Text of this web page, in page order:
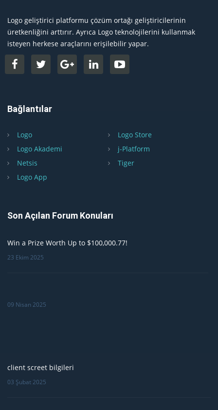
Logo geliştirici platformu çözüm ortağı geliştiricilerinin
üretkenliğini arttırır. Ayrıca Logo teknolojilerini kullanmak
isteyen herkese araçlarını erişilebilir yapar.
Bağlantılar
Logo
Logo Store
Logo Akademi
j-Platform
Netsis
Tiger
Logo App
Son Açılan Forum Konuları
Win a Prize Worth Up to $100,000.77!
23 Ekim 2025
09 Nisan 2025
client screet bilgileri
03 Şubat 2025